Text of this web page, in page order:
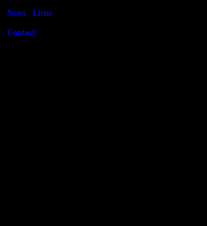
News Liens
Contact